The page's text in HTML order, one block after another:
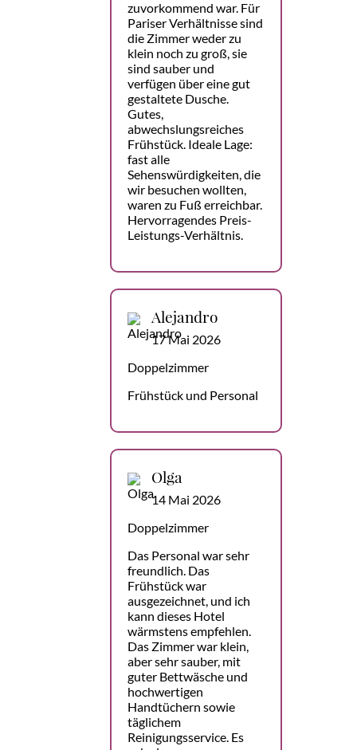
zuvorkommend war. Für
Pariser Verhältnisse sind
die Zimmer weder zu
klein noch zu groß, sie
sind sauber und
verfügen über eine gut
gestaltete Dusche.
Gutes,
abwechslungsreiches
Frühstück. Ideale Lage:
fast alle
Sehenswürdigkeiten, die
wir besuchen wollten,
waren zu Fuß erreichbar.
Hervorragendes Preis-
Leistungs-Verhältnis.
Alejandro
17 Mai 2026
Doppelzimmer
Frühstück und Personal
Olga
14 Mai 2026
Doppelzimmer
Das Personal war sehr
freundlich. Das
Frühstück war
ausgezeichnet, und ich
kann dieses Hotel
wärmstens empfehlen.
Das Zimmer war klein,
aber sehr sauber, mit
guter Bettwäsche und
hochwertigen
Handtüchern sowie
täglichem
Reinigungsservice. Es